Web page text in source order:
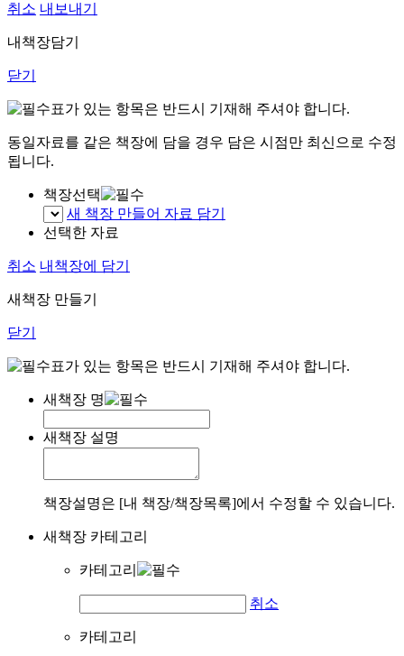
취소 내보내기
내책장담기
닫기
표가 있는 항목은 반드시 기재해 주셔야 합니다.
동일자료를 같은 책장에 담을 경우 담은 시점만 최신으로 수정
됩니다.
책장선택
새 책장 만들어 자료 담기
선택한 자료
취소 내책장에 담기
새책장 만들기
닫기
표가 있는 항목은 반드시 기재해 주셔야 합니다.
새책장 명
새책장 설명
책장설명은 [내 책장/책장목록]에서 수정할 수 있습니다.
새책장 카테고리
카테고리
취소
카테고리